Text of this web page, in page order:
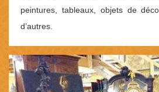
peintures, tableaux, objets de
d’autres.